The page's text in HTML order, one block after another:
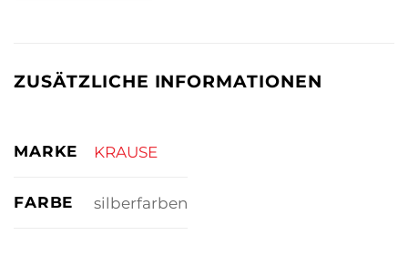
ZUSÄTZLICHE INFORMATIONEN
MARKE KRAUSE
FARBE silberfarben